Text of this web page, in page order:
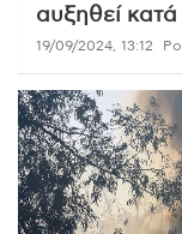
αυξηθεί κατά
19/09/2024, 13:12